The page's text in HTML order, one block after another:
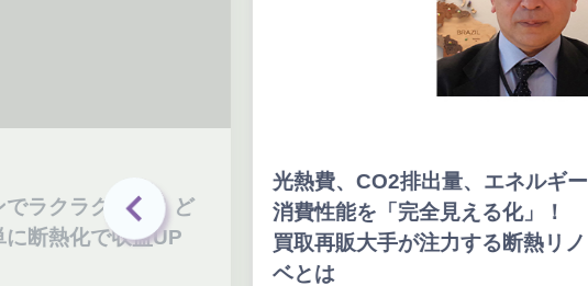
ラクラク施工！ど
断熱化で収益UP
光熱費、CO2排出量、エネルギー
消費性能を「完全見える化」！
買取再販大手が注力する断熱リノ
ベとは